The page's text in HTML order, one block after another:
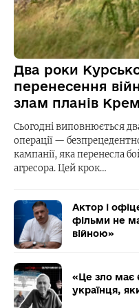
Два роки
перенесення
злам планів
Сьогодні виповнюється
операції —
кампанії, яка перенесла
агресора. Цей крок…
Актор і
фільми не
війною»
«Це зло має
українця,